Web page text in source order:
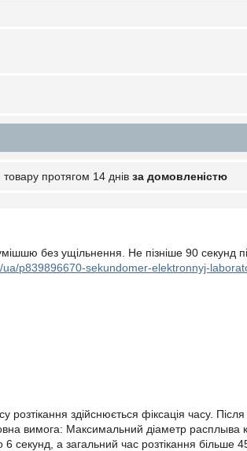
протягом 14 днів за домовленістю
без ущільнення. Не пізніше 90 секунд
p839896670-sekundomer-elektronnyj-
здійснюється фіксація часу.
вимога: Максимальний діаметр расплыва
а загальний час розтікання більше